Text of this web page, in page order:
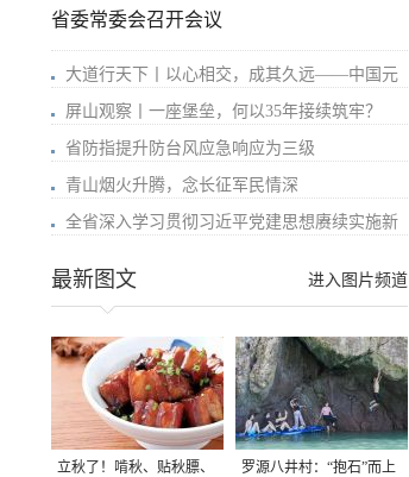
省委常委会召开会议
大道行天下丨以心相交，成其久远——中国元
屏山观察丨一座堡垒，何以35年接续筑牢？
省防指提升防台风应急响应为三级
青山烟火升腾，念长征军民情深
全省深入学习贯彻习近平党建思想赓续实施新
进入图片频道
最新图文
立秋了！啃秋、贴秋膘、 罗源八井村：“抱石”而上